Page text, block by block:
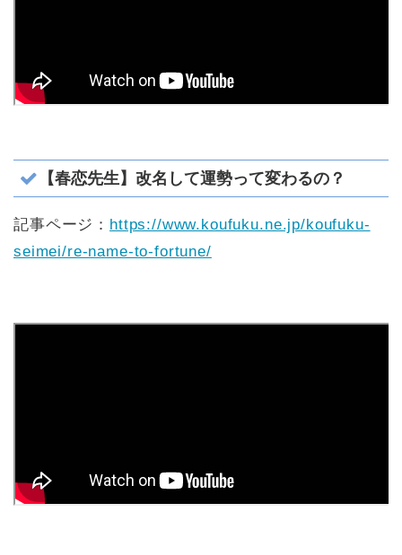
【春恋先生】改名して運勢って変わるの？
記事ページ： https://www.koufuku.ne.jp/koufuku-
seimei/re-name-to-fortune/